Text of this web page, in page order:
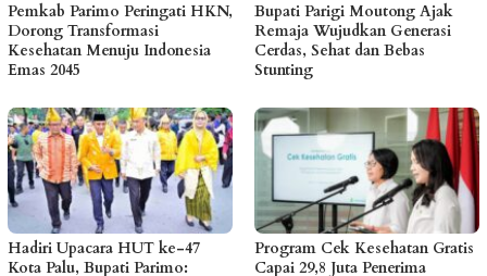
Pemkab Parimo Peringati HKN,
Dorong Transformasi
Kesehatan Menuju Indonesia
Emas 2045
Bupati Parigi Moutong Ajak
Remaja Wujudkan Generasi
Cerdas, Sehat dan Bebas
Stunting
Hadiri Upacara HUT ke-47
Kota Palu, Bupati Parimo:
Program Cek Kesehatan Gratis
Capai 29,8 Juta Penerima